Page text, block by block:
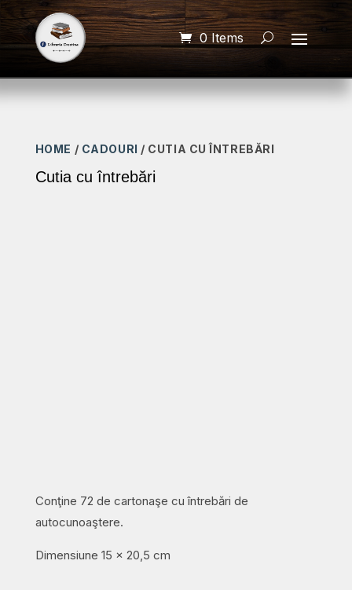
0 Items
HOME / CADOURI / CUTIA CU ÎNTREBĂRI
Cutia cu întrebări
Conţine 72 de cartonaşe cu întrebări de
autocunoaştere.
Dimensiune 15 x 20,5 cm